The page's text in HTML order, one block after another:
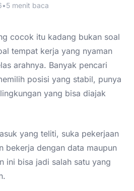
•5 menit baca
cocok itu kadang bukan soal
tempat kerja yang nyaman
arahnya. Banyak pencari
posisi yang stabil, punya
yang bisa diajak
yang teliti, suka pekerjaan
bekerja dengan data maupun
ini bisa jadi salah satu yang